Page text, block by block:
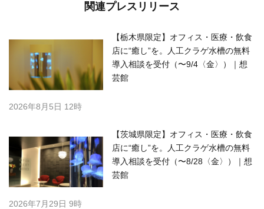
関連プレスリリース
【栃木県限定】オフィス・医療・飲食
店に“癒し”を。人工クラゲ水槽の無料
導入相談を受付（〜9/4〈金〉）｜想
芸館
2026年8月5日 12時
【茨城県限定】オフィス・医療・飲食
店に“癒し”を。人工クラゲ水槽の無料
導入相談を受付（〜8/28〈金〉）｜想
芸館
2026年7月29日 9時